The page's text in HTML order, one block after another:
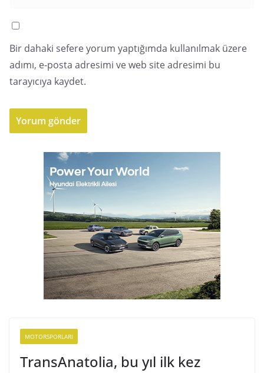
Bir dahaki sefere yorum yaptığımda kullanılmak üzere
adımı, e-posta adresimi ve web site adresimi bu
tarayıcıya kaydet.
MOTORSPORLARI
TransAnatolia, bu yıl ilk kez